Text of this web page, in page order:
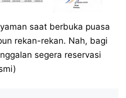
saat berbuka puasa
rekan-rekan. Nah, bagi
segera reservasi